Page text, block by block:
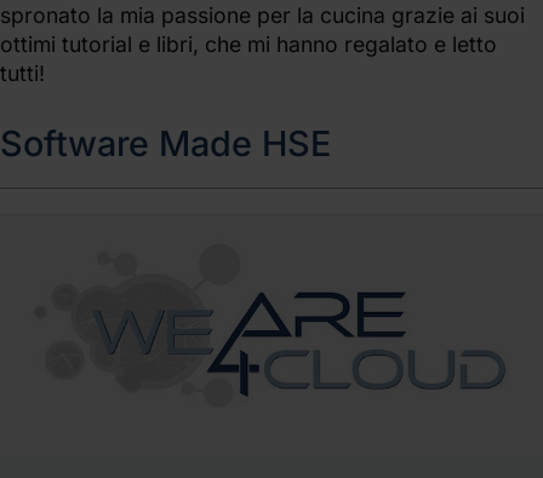
spronato la mia passione per la cucina grazie ai suoi
ottimi tutorial e libri, che mi hanno regalato e letto
tutti!
Software Made HSE